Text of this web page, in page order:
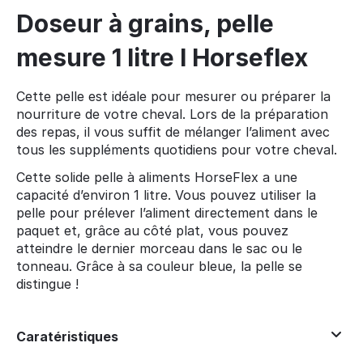
Doseur à grains, pelle
mesure 1 litre I Horseflex
Cette pelle est idéale pour mesurer ou préparer la
nourriture de votre cheval. Lors de la préparation
des repas, il vous suffit de mélanger l’aliment avec
tous les suppléments quotidiens pour votre cheval.
Cette solide pelle à aliments HorseFlex a une
capacité d’environ 1 litre. Vous pouvez utiliser la
pelle pour prélever l’aliment directement dans le
paquet et, grâce au côté plat, vous pouvez
atteindre le dernier morceau dans le sac ou le
tonneau. Grâce à sa couleur bleue, la pelle se
distingue !
Caratéristiques